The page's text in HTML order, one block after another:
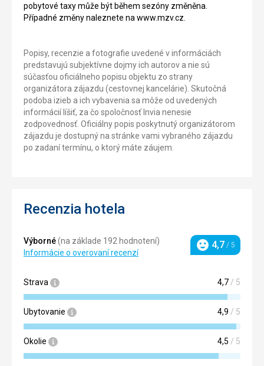
pobytové taxy může být během sezóny změněna.
Případné změny naleznete na www.mzv.cz.
Popisy, recenzie a fotografie uvedené v informáciách
predstavujú subjektívne dojmy ich autorov a nie sú
súčasťou oficiálneho popisu objektu zo strany
organizátora zájazdu (cestovnej kancelárie). Skutočná
podoba izieb a ich vybavenia sa môže od uvedených
informácií líšiť, za čo spoločnosť Invia nenesie
zodpovednosť. Oficiálny popis poskytnutý organizátorom
zájazdu je dostupný na stránke vami vybraného zájazdu
po zadaní termínu, o ktorý máte záujem.
Recenzia hotela
Výborné(na základe 192 hodnotení)
Informácie o overovaní recenzí
Hodnotenie
4,7 / 5
Strava 4,7 / 5
Ubytovanie 4,9 / 5
Okolie 4,5 / 5